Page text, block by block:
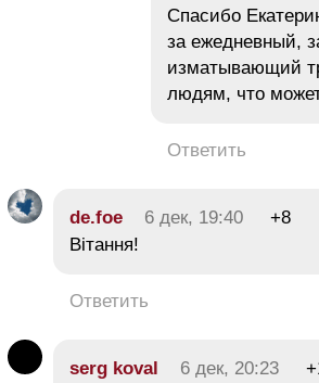
Спасибо
за ежедневный,
изматывающий
людям, что
Ответить
de.foe 6 дек, 19:40
+8
Вітання!
Ответить
serg koval 6 дек, 20:23